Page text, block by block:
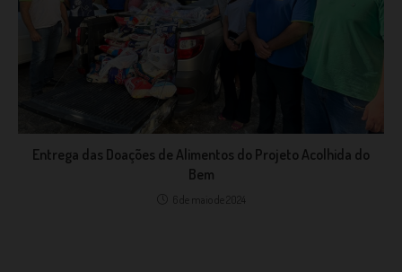
Entrega das Doações de Alimentos do Projeto Acolhida do
Bem
6 de maio de 2024